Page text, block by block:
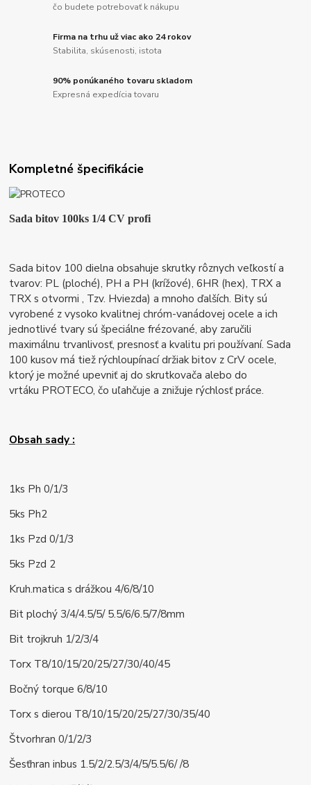
čo budete potrebovať k nákupu
Firma na trhu už viac ako 24 rokov
Stabilita, skúsenosti, istota
90% ponúkaného tovaru skladom
Expresná expedícia tovaru
Kompletné špecifikácie
Sada bitov 100ks 1/4 CV profi
Sada bitov 100 dielna obsahuje skrutky rôznych veľkostí a
tvarov: PL (ploché), PH a PH (krížové), 6HR (hex), TRX a
TRX s otvormi, Tzv. Hviezda) a mnoho ďalších. Bity sú
vyrobené z vysoko kvalitnej chróm-vanádovej ocele a ich
jednotlivé tvary sú špeciálne frézované, aby zaručili
maximálnu trvanlivosť, presnosť a kvalitu pri používaní.Sada
100 kusov má tiež rýchloupínací držiak bitov z CrV ocele,
ktorý je možné upevniť aj do skrutkovača alebo do
vrtáku PROTECO, čo uľahčuje a znižuje rýchlosť práce.
Obsah sady :
1ks Ph 0/1/3
5ks Ph2
1ks Pzd 0/1/3
5ks Pzd 2
Kruh.matica s drážkou 4/6/8/10
Bit plochý 3/4/4.5/5/ 5.5/6/6.5/7/8mm
Bit trojkruh 1/2/3/4
Torx T8/10/15/20/25/27/30/40/45
Bočný torque 6/8/10
Torx s dierou T8/10/15/20/25/27/30/35/40
Štvorhran 0/1/2/3
Šesťhran inbus 1.5/2/2.5/3/4/5/5.5/6/ /8